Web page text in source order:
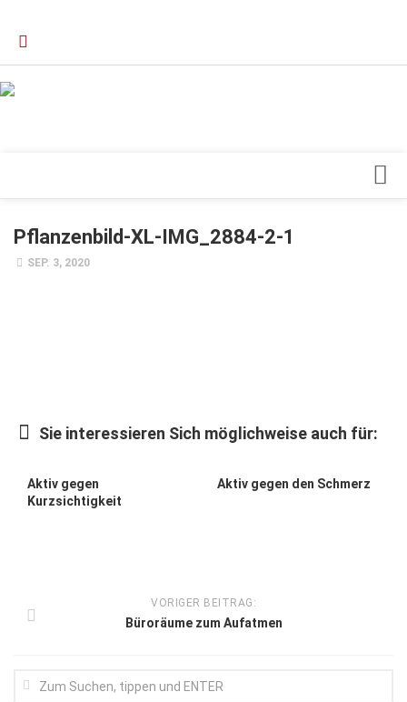
Forschung
Forum Gesundheit
Kampf gegen Krebs
Lebensart
Pflanzenbild-XL-IMG_2884-2-1
SEP. 3, 2020
Sie interessieren Sich möglichweise auch für:
Aktiv gegen
Kurzsichtigkeit
Aktiv gegen den Schmerz
VORIGER BEITRAG:
Büroräume zum Aufatmen